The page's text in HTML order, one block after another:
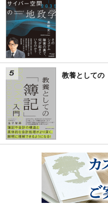
教養としての